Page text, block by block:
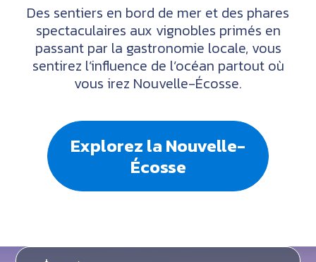
Des sentiers en bord de mer et des phares
spectaculaires aux vignobles primés en
passant par la gastronomie locale, vous
sentirez l’influence de l’océan partout où
vous irez Nouvelle-Écosse.
Explorez la Nouvelle-
Écosse